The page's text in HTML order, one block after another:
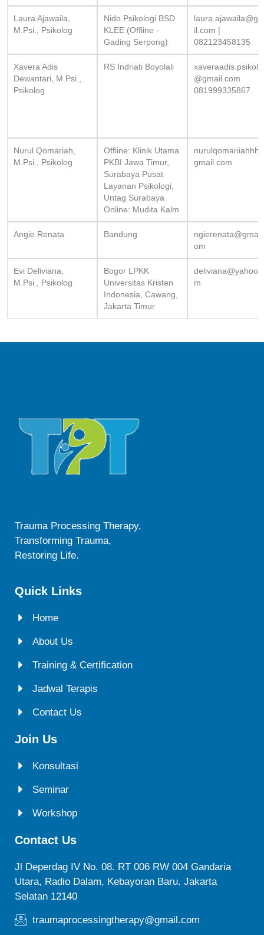
Laura Ajawaila,
M.Psi., Psikolog
Nido Psikologi BSD
KLEE (Offline -
Gading Serpong)
il.com |
082123458135
Xavera Adis
Dewantari, M.Psi.,
Psikolog
RS Indriati Boyolali
@gmail.com
081999335867
Nurul Qomariah,
M.Psi., Psikolog
Offline: Klinik Utama
PKBI Jawa Timur,
Surabaya Pusat
Layanan Psikologi,
Untag Surabaya
Online: Mudita Kalm
gmail.com
Angie Renata Bandung
om
Evi Deliviana,
M.Psi., Psikolog
Bogor LPKK
Universitas Kristen
Indonesia, Cawang,
Jakarta Timur
m
Trauma Processing Therapy,
Transforming Trauma,
Restoring Life.
Quick Links
Home
About Us
Training & Certification
Jadwal Terapis
Contact Us
Join Us
Konsultasi
Seminar
Workshop
Contact Us
Jl Deperdag IV No. 08. RT 006 RW 004 Gandaria
Utara, Radio Dalam, Kebayoran Baru. Jakarta
Selatan 12140
traumaprocessingtherapy@gmail.com